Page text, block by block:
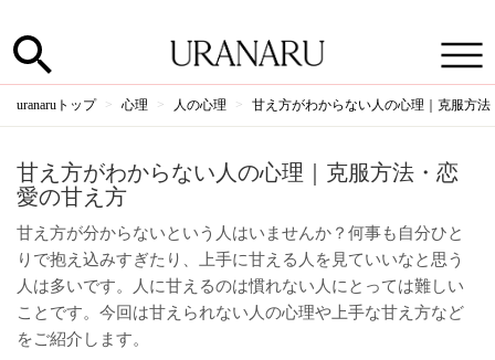
uranaruトップ 心理 人の心理 甘え方がわからない人の心理｜克服方法
甘え方がわからない人の心理｜克服方法・恋
愛の甘え方
甘え方が分からないという人はいませんか？何事も自分ひと
りで抱え込みすぎたり、上手に甘える人を見ていいなと思う
人は多いです。人に甘えるのは慣れない人にとっては難しい
ことです。今回は甘えられない人の心理や上手な甘え方など
をご紹介します。